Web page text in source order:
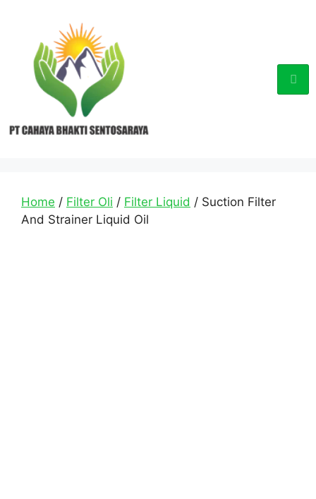
Home / Filter Oli / Filter Liquid / Suction Filter
And Strainer Liquid Oil